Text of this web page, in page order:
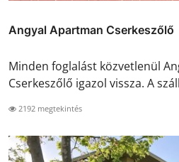
Angyal Apartman Cserkeszőlő
Minden foglalást közvetlenül
Cserkeszőlő igazol vissza. A
2192 megtekintés